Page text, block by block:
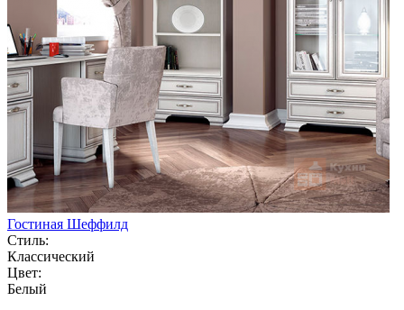
Гостиная Шеффилд
Стиль:
Классический
Цвет:
Белый